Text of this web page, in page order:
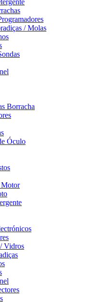
/ Molas
Borracha
Óculo
Motor
Vidros